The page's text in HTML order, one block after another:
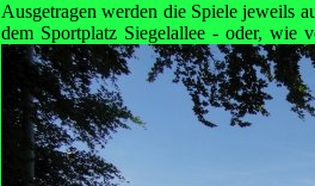
Ausgetragen werden die Spiele jeweils
dem Sportplatz Siegelallee - oder,